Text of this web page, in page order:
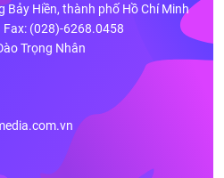
Bảy Hiền, thành phố Hồ Chí Minh
(028)-6268.0458
Trọng Nhân